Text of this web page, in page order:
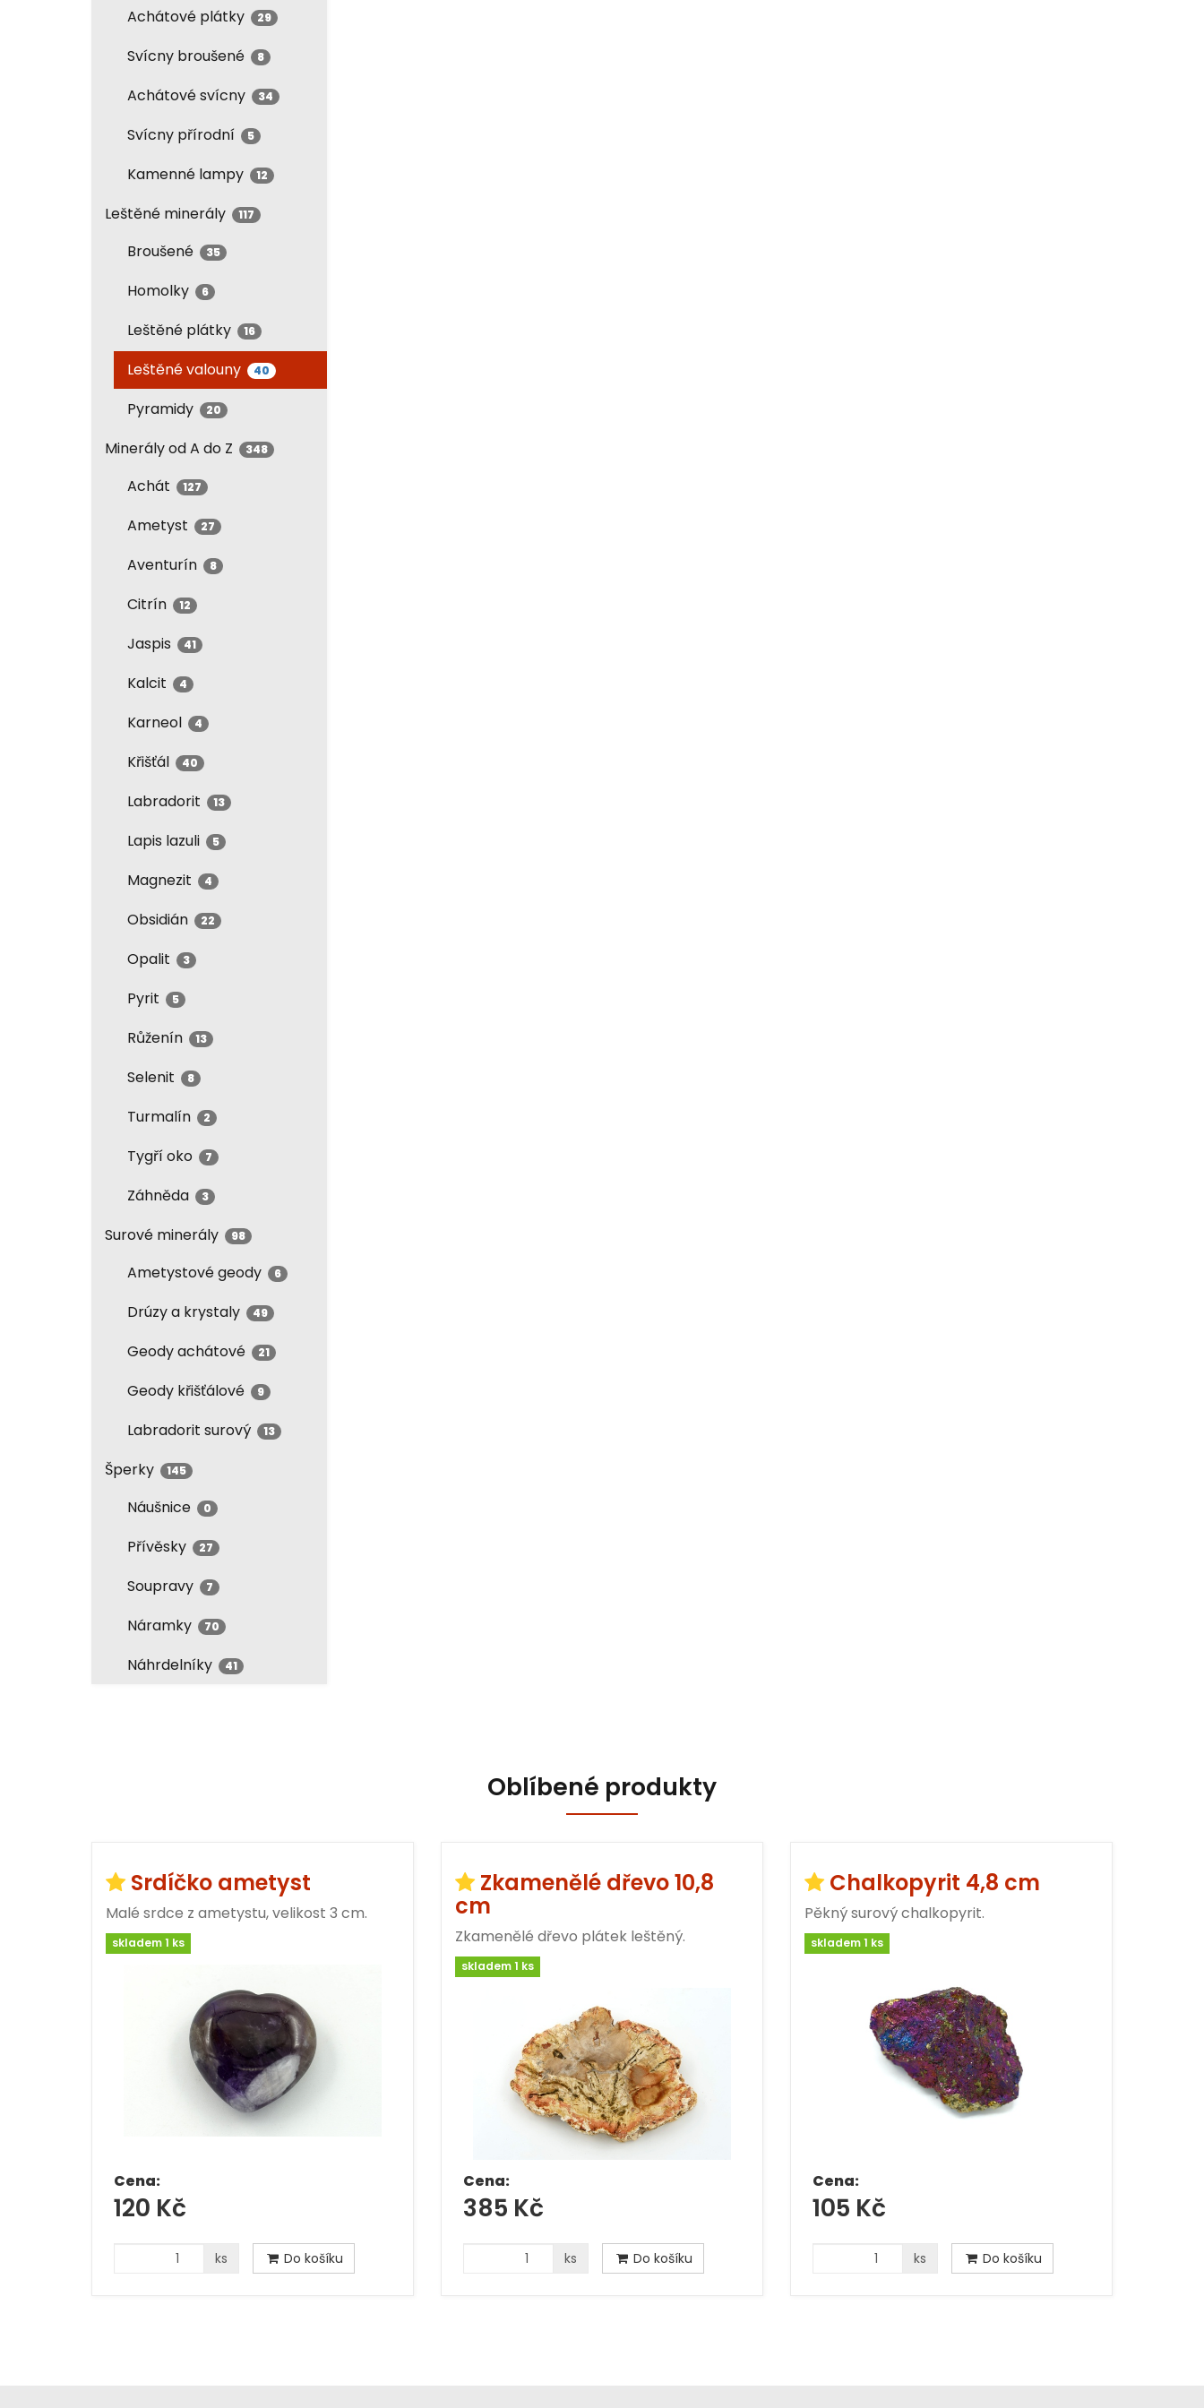
Achátové plátky 29
Svícny broušené 8
Achátové svícny 34
Svícny přírodní 5
Kamenné lampy 12
Leštěné minerály 117
Broušené 35
Homolky 6
Leštěné plátky 16
Leštěné valouny 40
Pyramidy 20
Minerály od A do Z 348
Achát 127
Ametyst 27
Aventurín 8
Citrín 12
Jaspis 41
Kalcit 4
Karneol 4
Křišťál 40
Labradorit 13
Lapis lazuli 5
Magnezit 4
Obsidián 22
Opalit 3
Pyrit 5
Růženín 13
Selenit 8
Turmalín 2
Tygří oko 7
Záhněda 3
Surové minerály 98
Ametystové geody 6
Drúzy a krystaly 49
Geody achátové 21
Geody křišťálové 9
Labradorit surový 13
Šperky 145
Náušnice 0
Přívěsky 27
Soupravy 7
Náramky 70
Náhrdelníky 41
Oblíbené produkty
Srdíčko ametyst
Malé srdce z ametystu, velikost 3 cm.
skladem 1 ks
Cena:
120 Kč
ks Do košíku
Zkamenělé dřevo 10,8
cm
Zkamenělé dřevo plátek leštěný.
skladem 1 ks
Cena:
385 Kč
ks Do košíku
Chalkopyrit 4,8 cm
Pěkný surový chalkopyrit.
skladem 1 ks
Cena:
105 Kč
ks Do košíku